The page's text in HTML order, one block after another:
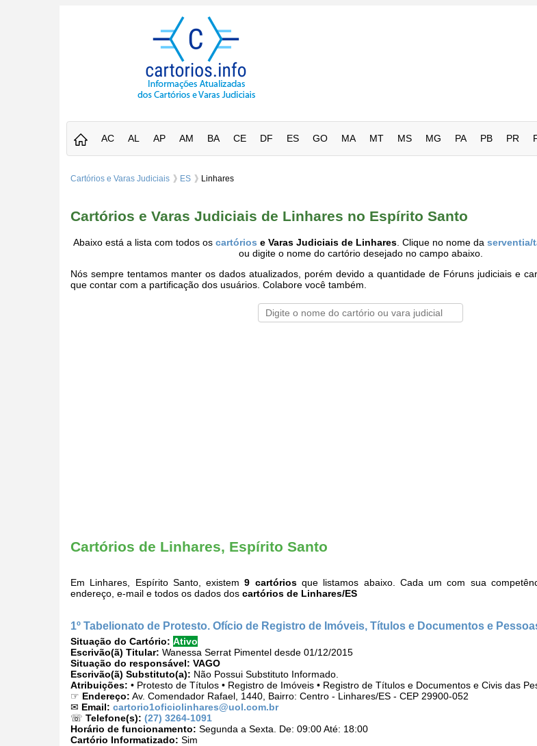
AC AL AP AM BA CE DF ES GO MA MT MS MG PA PB PR
Cartórios e Varas Judiciais ES Linhares
Cartórios e Varas Judiciais de Linhares no Espírito Santo
Abaixo está a lista com todos os cartórios e Varas Judiciais de Linhares. Clique no nome da serventia/
ou digite o nome do cartório desejado no campo abaixo.
Nós sempre tentamos manter os dados atualizados, porém devido a quantidade de Fóruns judiciais e
que contar com a partificação dos usuários. Colabore você também.
Cartórios de Linhares, Espírito Santo
Em Linhares, Espírito Santo, existem9 cartóriosque listamos abaixo. Cada um com sua
endereço, e-mail e todos os dados dos cartórios de Linhares/ES
1º Tabelionato de Protesto. Ofício de Registro de Imóveis, Títulos e Documentos e
Situação do Cartório: Ativo
Escrivão(ã) Titular: Wanessa Serrat Pimentel desde 01/12/2015
Situação do responsável: VAGO
Escrivão(ã) Substituto(a): Não Possui Substituto Informado.
Atribuições: • Protesto de Títulos • Registro de Imóveis • Registro de Títulos e Documentos e Civis das
☞ Endereço: Av. Comendador Rafael, 1440, Bairro: Centro - Linhares/ES - CEP 29900-052
✉ Email: cartorio1oficiolinhares@uol.com.br
☏ Telefone(s): (27) 3264-1091
Horário de funcionamento: Segunda a Sexta. De: 09:00 Até: 18:00
Cartório Informatizado: Sim